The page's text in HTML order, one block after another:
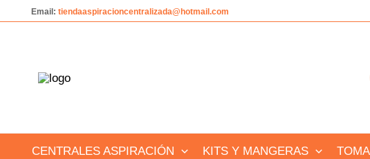
Email: tiendaaspiracioncentralizada@hotmail.com
CENTRALES ASPIRACIÓN KITS Y MANGERAS